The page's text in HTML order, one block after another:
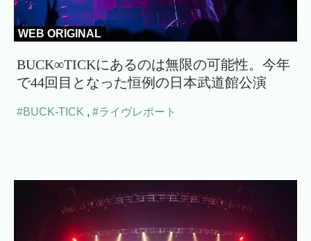
WEB ORIGINAL
BUCK∞TICKにあるのは無限の可能性。今年
で44回目となった恒例の日本武道館公演
#BUCK-TICK , #ライヴレポート